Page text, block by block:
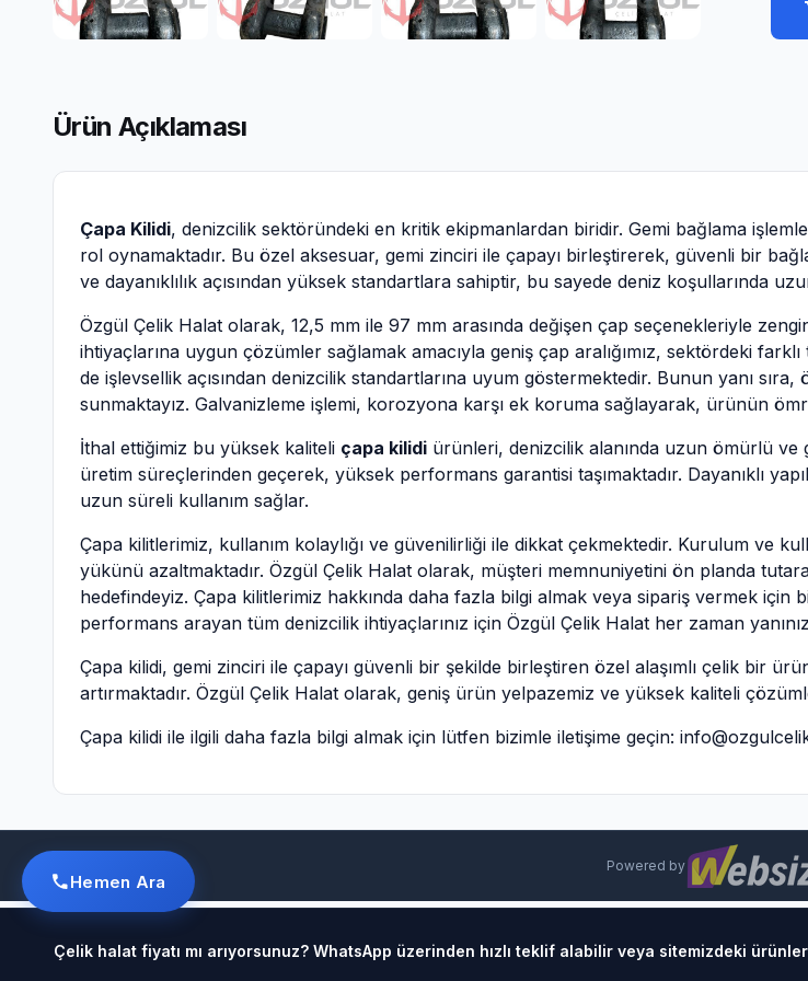
Ürün Açıklaması
Çapa Kilidi, denizcilik sektöründeki en kritik ekipmanlardan biridir. Gemi bağlama
rol oynamaktadır. Bu özel aksesuar, gemi zinciri ile çapayı birleştirerek, güvenli bir
ve dayanıklılık açısından yüksek standartlara sahiptir, bu sayede deniz koşullarında
Özgül Çelik Halat olarak, 12,5 mm ile 97 mm arasında değişen çap seçenekleriyle
ihtiyaçlarına uygun çözümler sağlamak amacıyla geniş çap aralığımız, sektördeki
de işlevsellik açısından denizcilik standartlarına uyum göstermektedir. Bunun yanı
sunmaktayız. Galvanizleme işlemi, korozyona karşı ek koruma sağlayarak, ürünün
İthal ettiğimiz bu yüksek kaliteli çapa kilidi ürünleri, denizcilik alanında uzun ömürlü
üretim süreçlerinden geçerek, yüksek performans garantisi taşımaktadır. Dayanıklı
uzun süreli kullanım sağlar.
Çapa kilitlerimiz, kullanım kolaylığı ve güvenilirliği ile dikkat çekmektedir. Kurulum ve
yükünü azaltmaktadır. Özgül Çelik Halat olarak, müşteri memnuniyetini ön planda
hedefindeyiz. Çapa kilitlerimiz hakkında daha fazla bilgi almak veya sipariş vermek için
performans arayan tüm denizcilik ihtiyaçlarınız için Özgül Çelik Halat her zaman
Çapa kilidi, gemi zinciri ile çapayı güvenli bir şekilde birleştiren özel alaşımlı çelik bir
artırmaktadır. Özgül Çelik Halat olarak, geniş ürün yelpazemiz ve yüksek kaliteli
Çapa kilidi ile ilgili daha fazla bilgi almak için lütfen bizimle iletişime geçin:
Powered by
Çelik halat fiyatı mı arıyorsunuz? WhatsApp üzerinden hızlı teklif alabilir veya sitemizdeki
Hemen Ara